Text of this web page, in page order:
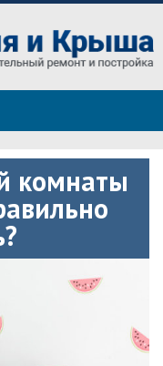
и ремонте
комнаты